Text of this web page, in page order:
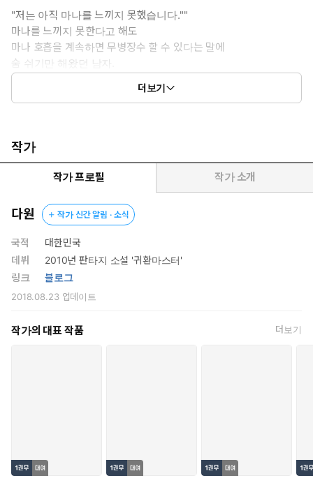
"저는 아직 마나를 느끼지 못했습니다.""
마나를 느끼지 못한다고 해도
마나 호흡을 계속하면 무병장수 할 수 있다는 말에
숨 쉬기만 해왔던 남자.
그런데 이 남자 너무 강해졌다?
숨만 쉬어도 강해지는 남자(숨.강.남) 시작합니다!
더보기
작가
작가 프로필 작가 소개
다원 작가 신간 알림 · 소식
국적
대한민국
데뷔
2010년 판타지 소설 '귀환마스터'
링크
블로그
2018.08.23업데이트
작가의 대표 작품 더보기